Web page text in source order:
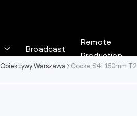
Rozwiń
menu
Broadcast
Remote
Production
Obiektywy Warszawa Cooke S4i 150mm T2